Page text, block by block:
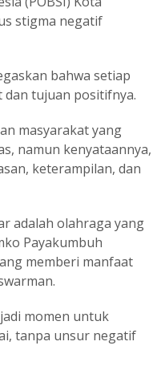
stigma negatif
bahwa setiap
tujuan positifnya.
masyarakat yang
namun kenyataannya,
keterampilan, dan
adalah olahraga yang
Payakumbuh
memberi manfaat
momen untuk
tanpa unsur negatif